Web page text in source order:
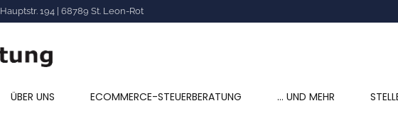
Hauptstr. 194 | 68789 St. Leon-Rot
ÜBER UNS ECOMMERCE-STEUERBERATUNG … UND MEHR